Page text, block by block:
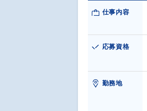
仕事内容
応募資格
勤務地